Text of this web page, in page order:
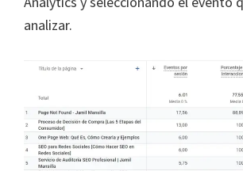
analizar.